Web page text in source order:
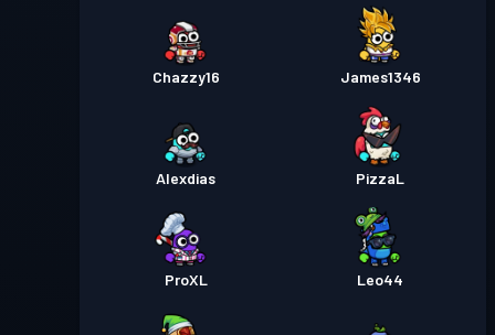
Chazzy16 James1346
Alexdias PizzaL
ProXL Leo44